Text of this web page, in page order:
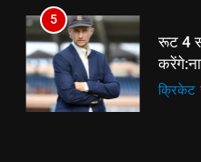
6
कार्ड
पूर्व राज्य
5
रूट 4
क्रिकेट